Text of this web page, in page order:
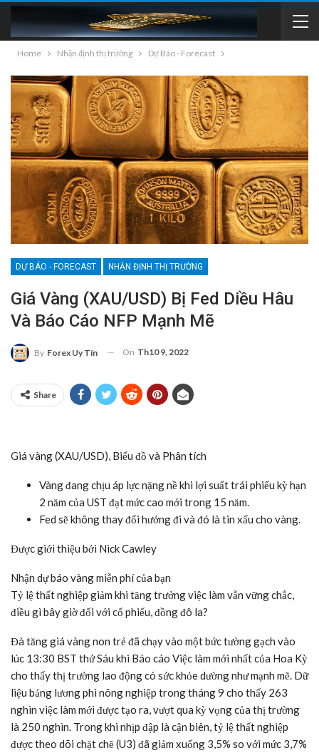
Home Nhận định thị trường Dự Báo - Forecast
DỰ BÁO - FORECAST NHẬN ĐỊNH THỊ TRƯỜNG
Giá Vàng (XAU/USD) Bị Fed Diều Hâu
Và Báo Cáo NFP Mạnh Mẽ
By Forex Uy Tín On Th10 9, 2022
Share
Giá vàng (XAU/USD), Biểu đồ và Phân tích
Vàng đang chịu áp lực nặng nề khi lợi suất trái phiếu kỳ hạn
2 năm của UST đạt mức cao mới trong 15 năm.
Fed sẽ không thay đổi hướng đi và đó là tin xấu cho vàng.
Được giới thiệu bởi Nick Cawley
Nhận dự báo vàng miễn phí của bạn
Tỷ lệ thất nghiệp giảm khi tăng trưởng việc làm vẫn vững chắc,
điều gì bây giờ đối với cổ phiếu, đồng đô la?
Đà tăng giá vàng non trẻ đã chạy vào một bức tường gạch vào
lúc 13:30 BST thứ Sáu khi Báo cáo Việc làm mới nhất của Hoa Kỳ
cho thấy thị trường lao động có sức khỏe dường như mạnh mẽ. Dữ
liệu bảng lương phi nông nghiệp trong tháng 9 cho thấy 263
nghìn việc làm mới được tạo ra, vượt qua kỳ vọng của thị trường
là 250 nghìn. Trong khi nhịp đập là cận biên, tỷ lệ thất nghiệp
được theo dõi chặt chẽ (U3) đã giảm xuống 3,5% so với mức 3,7%